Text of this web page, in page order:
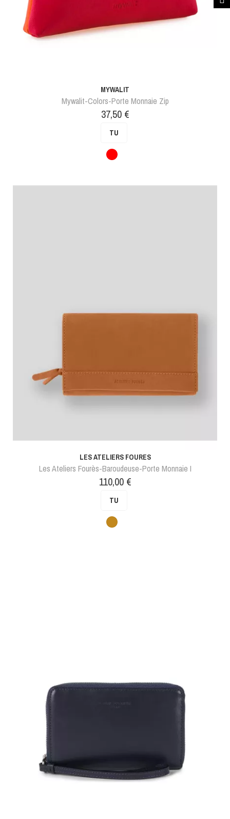
MYWALIT
Mywalit-Colors-Porte Monnaie Zip
Prix
37,50 €
TU
Rouge
LES ATELIERS FOURES
Les Ateliers Fourès-Baroudeuse-Porte Monnaie I
Prix
110,00 €
TU
Camel